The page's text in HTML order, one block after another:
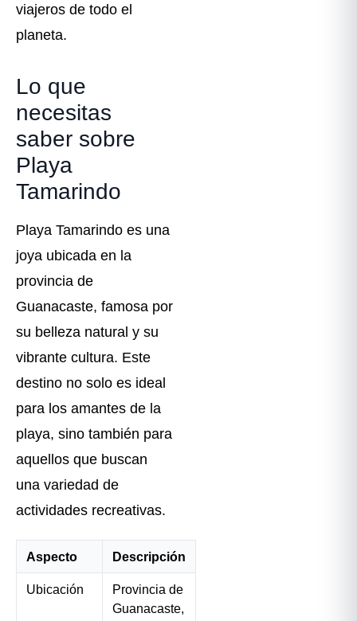
viajeros de todo el
planeta.
Lo que
necesitas
saber sobre
Playa
Tamarindo
Playa Tamarindo es una
joya ubicada en la
provincia de
Guanacaste, famosa por
su belleza natural y su
vibrante cultura. Este
destino no solo es ideal
para los amantes de la
playa, sino también para
aquellos que buscan
una variedad de
actividades recreativas.
Aspecto Descripción
Ubicación
Provincia de
Guanacaste,